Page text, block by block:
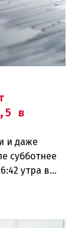
в
и даже
субботнее
утра в